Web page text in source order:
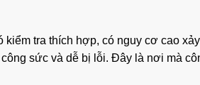
tra thích hợp, có nguy cơ cao
sức và dễ bị lỗi. Đây là nơi mà